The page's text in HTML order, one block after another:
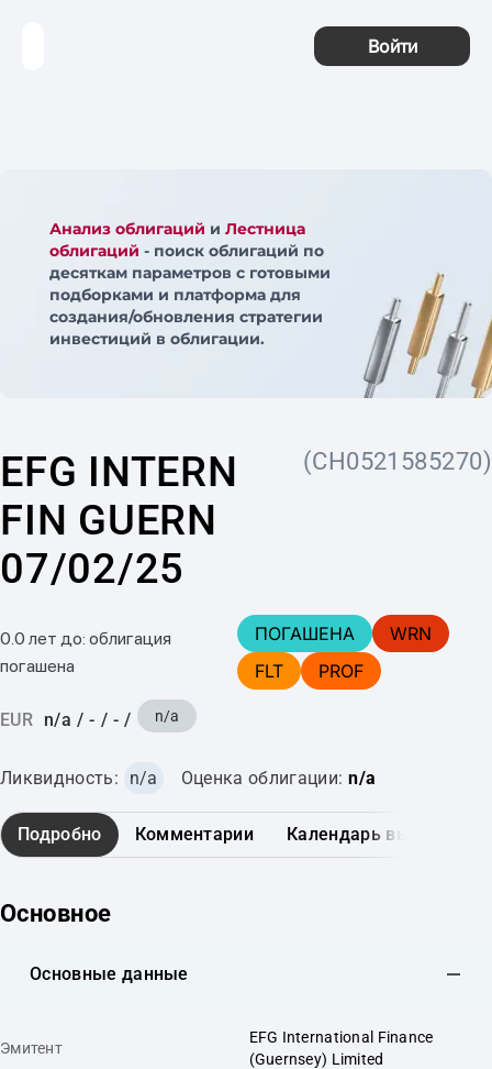
Войти
Анализ облигаций и Лестница
облигаций - поиск облигаций по
десяткам параметров с готовыми
подборками и платформа для
создания/обновления стратегии
инвестиций в облигации.
EFG INTERN
FIN GUERN
07/02/25
(CH0521585270)
0.0 лет до: облигация
погашена
ПОГАШЕНА
WRN
FLT
PROF
EUR n/a / - / - / n/a
Ликвидность: n/a Оценка облигации: n/a
Подробно Комментарии Календарь выплат
Основное
Основные данные
Эмитент
EFG International Finance
(Guernsey) Limited